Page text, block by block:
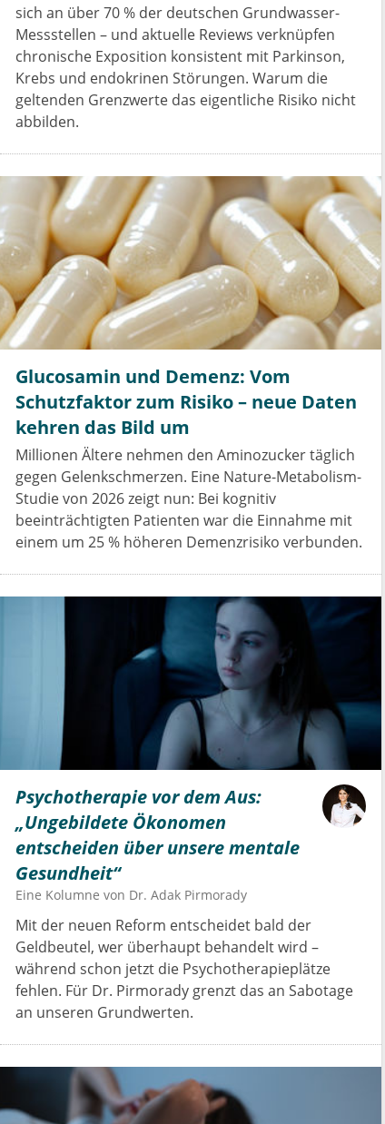
sich an über 70 % der deutschen Grundwasser-
Messstellen – und aktuelle Reviews verknüpfen
chronische Exposition konsistent mit Parkinson,
Krebs und endokrinen Störungen. Warum die
geltenden Grenzwerte das eigentliche Risiko nicht
abbilden.
Glucosamin und Demenz: Vom
Schutzfaktor zum Risiko – neue Daten
kehren das Bild um
Millionen Ältere nehmen den Aminozucker täglich
gegen Gelenkschmerzen. Eine Nature-Metabolism-
Studie von 2026 zeigt nun: Bei kognitiv
beeinträchtigten Patienten war die Einnahme mit
einem um 25 % höheren Demenzrisiko verbunden.
Psychotherapie vor dem Aus:
„Ungebildete Ökonomen
entscheiden über unsere mentale
Gesundheit“
Eine Kolumne von Dr. Adak Pirmorady
Mit der neuen Reform entscheidet bald der
Geldbeutel, wer überhaupt behandelt wird –
während schon jetzt die Psychotherapieplätze
fehlen. Für Dr. Pirmorady grenzt das an Sabotage
an unseren Grundwerten.